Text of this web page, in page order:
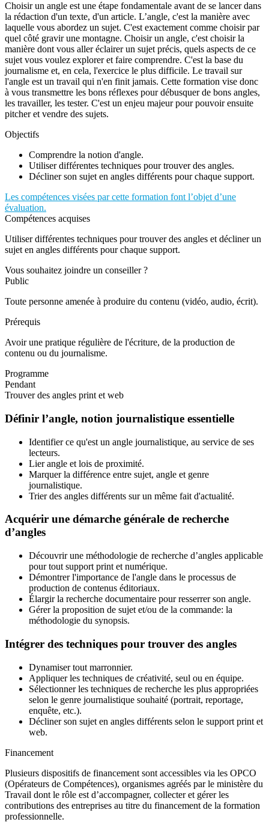
Choisir un angle est une étape fondamentale avant de se lancer dans
la rédaction d'un texte, d'un article. L’angle, c'est la manière avec
laquelle vous abordez un sujet. C'est exactement comme choisir par
quel côté gravir une montagne. Choisir un angle, c'est choisir la
manière dont vous aller éclairer un sujet précis, quels aspects de ce
sujet vous voulez explorer et faire comprendre. C'est la base du
journalisme et, en cela, l'exercice le plus difficile. Le travail sur
l'angle est un travail qui n'en finit jamais. Cette formation vise donc
à vous transmettre les bons réflexes pour débusquer de bons angles,
les travailler, les tester. C'est un enjeu majeur pour pouvoir ensuite
pitcher et vendre des sujets.
Objectifs
Comprendre la notion d'angle.
Utiliser différentes techniques pour trouver des angles.
Décliner son sujet en angles différents pour chaque support.
Les compétences visées par cette formation font l’objet d’une
évaluation.
Compétences acquises
Utiliser différentes techniques pour trouver des angles et décliner un
sujet en angles différents pour chaque support.
Vous souhaitez joindre un conseiller ?
Public
Toute personne amenée à produire du contenu (vidéo, audio, écrit).
Prérequis
Avoir une pratique régulière de l'écriture, de la production de
contenu ou du journalisme.
Programme
Pendant
Trouver des angles print et web
Définir l’angle, notion journalistique essentielle
Identifier ce qu'est un angle journalistique, au service de ses
lecteurs.
Lier angle et lois de proximité.
Marquer la différence entre sujet, angle et genre
journalistique.
Trier des angles différents sur un même fait d'actualité.
Acquérir une démarche générale de recherche
d’angles
Découvrir une méthodologie de recherche d’angles applicable
pour tout support print et numérique.
Démontrer l'importance de l'angle dans le processus de
production de contenus éditoriaux.
Élargir la recherche documentaire pour resserrer son angle.
Gérer la proposition de sujet et/ou de la commande: la
méthodologie du synopsis.
Intégrer des techniques pour trouver des angles
Dynamiser tout marronnier.
Appliquer les techniques de créativité, seul ou en équipe.
Sélectionner les techniques de recherche les plus appropriées
selon le genre journalistique souhaité (portrait, reportage,
enquête, etc.).
Décliner son sujet en angles différents selon le support print et
web.
Financement
Plusieurs dispositifs de financement sont accessibles via les OPCO
(Opérateurs de Compétences), organismes agréés par le ministère du
Travail dont le rôle est d’accompagner, collecter et gérer les
contributions des entreprises au titre du financement de la formation
professionnelle.